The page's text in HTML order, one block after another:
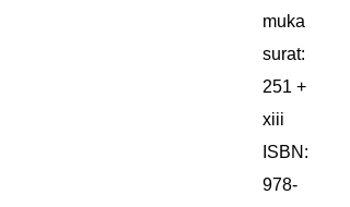
muka
surat:
251 +
xiii
ISBN:
978-